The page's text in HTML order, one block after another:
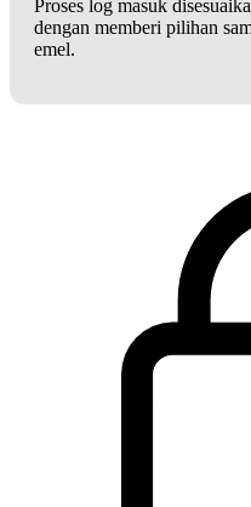
Proses log masuk
dengan memberi pilihan
emel.